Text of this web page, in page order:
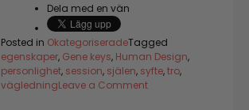
Dela med en vän
Posted in OkategoriseradeTagged
egenskaper, Gene keys, Human Design,
personlighet, session, själen, syfte,tro,
vägledningLeave a Commenton